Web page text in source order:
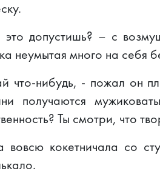
допустишь? – с
неумытая много на себя
что-нибудь, - пожал он
получаются
Ты смотри, что
кокетничала со